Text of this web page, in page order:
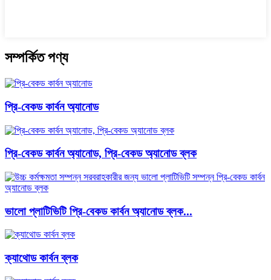
সম্পর্কিত পণ্য
প্রি-বেকড কার্বন অ্যানোড
প্রি-বেকড কার্বন অ্যানোড, প্রি-বেকড অ্যানোড ব্লক
ভালো প্লাটিভিটি প্রি-বেকড কার্বন অ্যানোড ব্লক...
ক্যাথোড কার্বন ব্লক